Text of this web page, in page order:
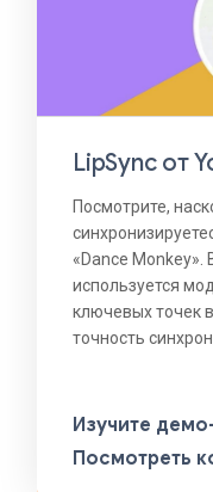
LipSync от
Посмотрите,
«Dance
используется
ключевых точек
точность
Изучите
Посмотреть